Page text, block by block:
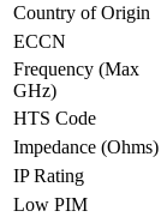
Country of Origin
ECCN
Frequency (Max
GHz)
HTS Code
Impedance (Ohms)
IP Rating
Low PIM